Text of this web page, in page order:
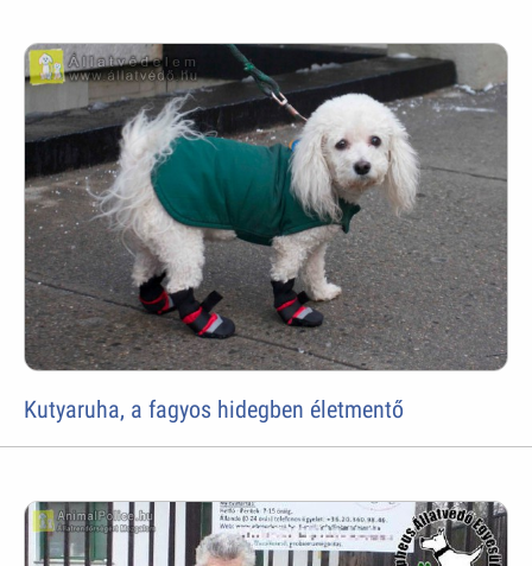
Kutyaruha, a fagyos hidegben életmentő